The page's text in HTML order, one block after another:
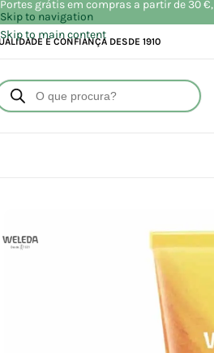
Skip to navigation
Skip to main content
E CONFIANÇA DESDE 1910
Portes grátis em compras a partir de 30